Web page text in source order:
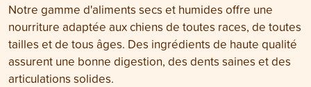
Notre gamme d'aliments secs et humides offre une
nourriture adaptée aux chiens de toutes races, de toutes
tailles et de tous âges. Des ingrédients de haute qualité
assurent une bonne digestion, des dents saines et des
articulations solides.